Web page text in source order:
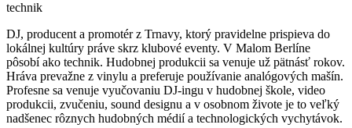
technik
DJ, producent a promotér z Trnavy, ktorý pravidelne prispieva do
lokálnej kultúry práve skrz klubové eventy. V Malom Berlíne
pôsobí ako technik. Hudobnej produkcii sa venuje už pätnásť rokov.
Hráva prevažne z vinylu a preferuje používanie analógových mašín.
Profesne sa venuje vyučovaniu DJ-ingu v hudobnej škole, video
produkcii, zvučeniu, sound designu a v osobnom živote je to veľký
nadšenec rôznych hudobných médií a technologických vychytávok.